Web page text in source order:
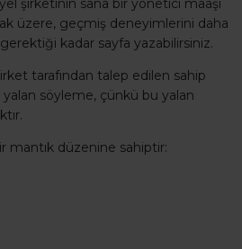
şirketinin sana bir yönetici maaşı
üzere, geçmiş deneyimlerini daha
kadar sayfa yazabilirsiniz.
tarafından talep edilen sahip
söyleme, çünkü bu yalan
mantık düzenine sahiptir: